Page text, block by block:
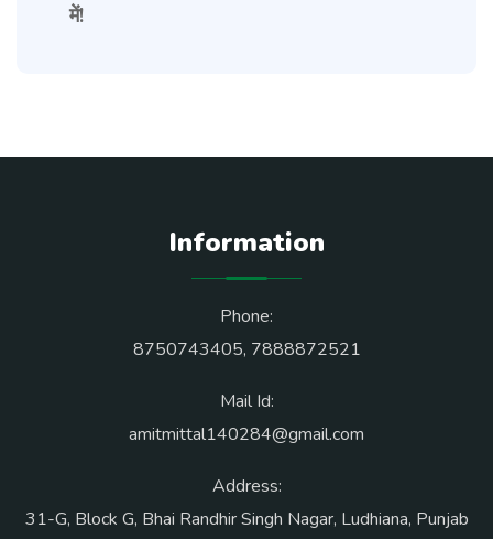
में!
Information
Phone:
8750743405, 7888872521
Mail Id:
amitmittal140284@gmail.com
Address:
31-G, Block G, Bhai Randhir Singh Nagar, Ludhiana, Punjab